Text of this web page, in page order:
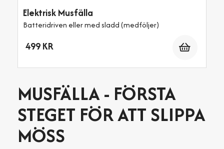
Elektrisk Musfälla
Batteridriven eller med sladd (medföljer)
499 KR
MUSFÄLLA - FÖRSTA
STEGET FÖR ATT SLIPPA
MÖSS